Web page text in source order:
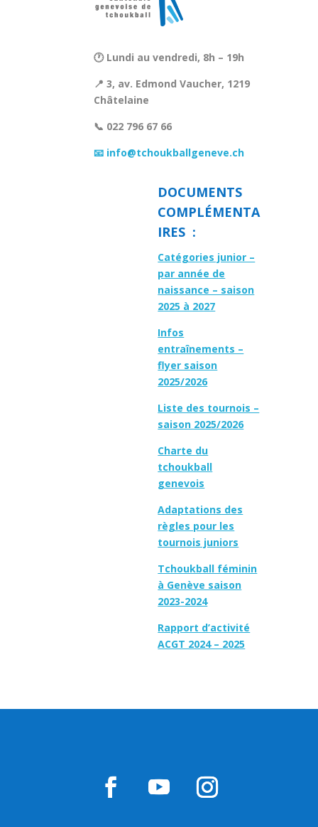
🕐 Lundi au vendredi, 8h – 19h
📍 3, av. Edmond Vaucher, 1219
Châtelaine
📞 022 796 67 66
📧 info@tchoukballgeneve.ch
DOCUMENTS
COMPLÉMENTA
IRES :
Catégories junior –
par année de
naissance – saison
2025 à 2027
Infos
entraînements –
flyer saison
2025/2026
Liste des tournois –
saison 2025/2026
Charte du
tchoukball
genevois
Adaptations des
règles pour les
tournois juniors
Tchoukball féminin
à Genève saison
2023-2024
Rapport d’activité
ACGT 2024 – 2025